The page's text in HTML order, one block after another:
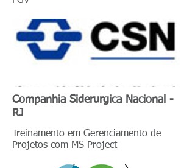
Companhia Siderurgica Nacional -
RJ
Treinamento em Gerenciamento de
Projetos com MS Project